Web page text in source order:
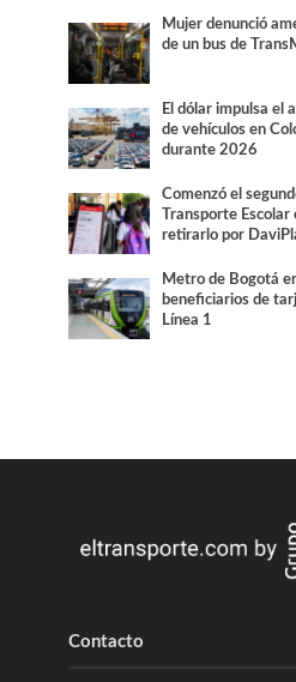
Mujer denunció
de un bus de
El dólar impulsa el
de vehículos en
durante 2026
Comenzó el
Transporte Escolar
retirarlo por
Metro de Bogotá
beneficiarios de
Línea 1
Contacto